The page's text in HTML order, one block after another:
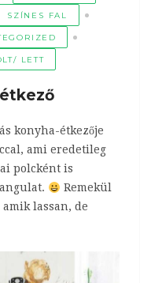
SZÍNES FAL
LETT
konyha-étkezője
ami eredetileg
polcként is
Remekül
lassan, de